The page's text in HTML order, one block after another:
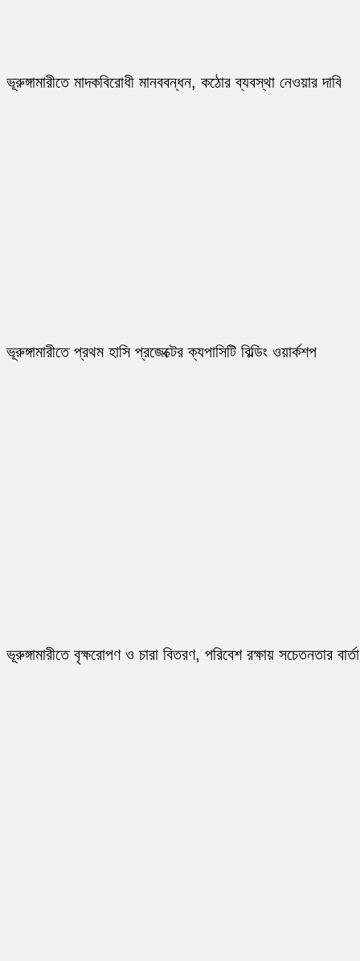
ভূরুঙ্গামারীতে মাদকবিরোধী মানববন্ধন, কঠোর ব্যবস্থা নেওয়ার দাবি
ভূরুঙ্গামারীতে প্রথম হাসি প্রজেক্টের ক্যপাসিটি বিল্ডিং ওয়ার্কশপ
ভূরুঙ্গামারীতে বৃক্ষরোপণ ও চারা বিতরণ, পরিবেশ রক্ষায় সচেতনতার বার্তা